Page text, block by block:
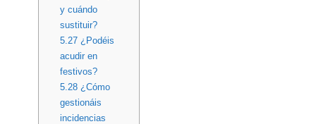
y cuándo
sustituir?
5.27¿Podéis
acudir en
festivos?
5.28¿Cómo
gestionáis
incidencias